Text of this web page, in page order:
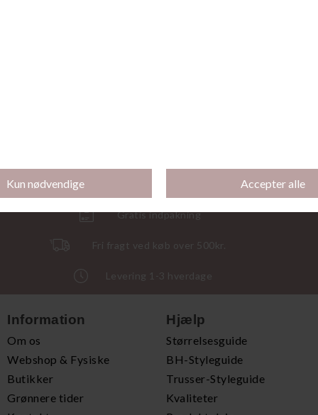
Gratis indpakning
Fri fragt ved køb over 500kr.
Levering 1-3 hverdage
Information
Om os
Webshop & Fysiske
Butikker
Grønnere tider
Hjælp
Størrelsesguide
BH-Styleguide
Trusser-Styleguide
Kvaliteter